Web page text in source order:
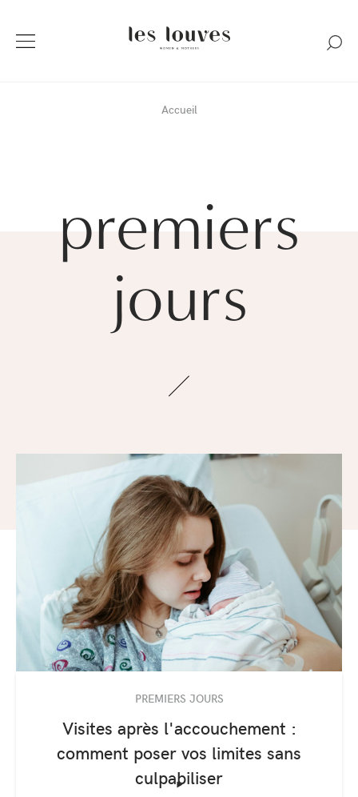
Accueil
premiers
jours
PREMIERS JOURS
Visites après l'accouchement :
comment poser vos limites sans
culpabiliser
‣